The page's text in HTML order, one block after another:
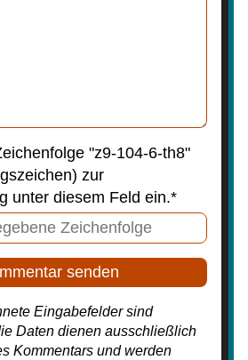
"z9-104-6-th8"
zur
unter diesem Feld ein.*
Eingabefelder sind
Daten dienen ausschließlich
Kommentars und werden